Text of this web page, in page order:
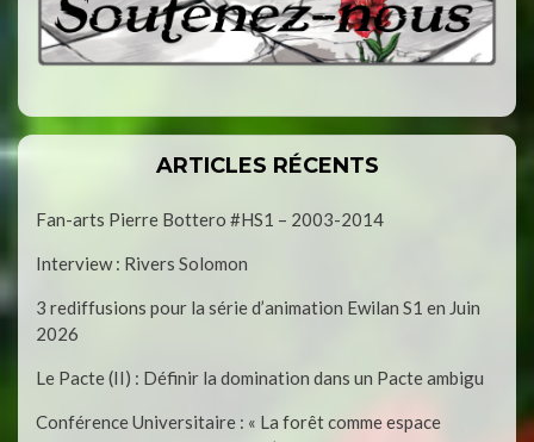
ARTICLES RÉCENTS
Fan-arts Pierre Bottero #HS1 – 2003-2014
Interview : Rivers Solomon
3 rediffusions pour la série d’animation Ewilan S1 en Juin
2026
Le Pacte (II) : Définir la domination dans un Pacte ambigu
Conférence Universitaire : « La forêt comme espace